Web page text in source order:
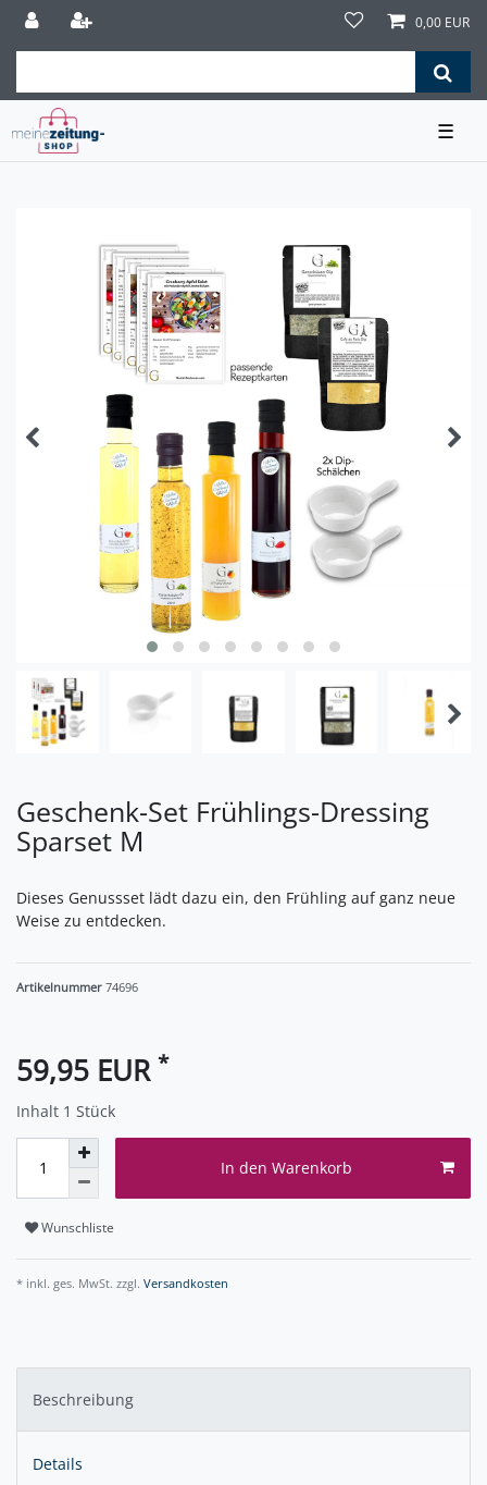
0,00 EUR
☰
Geschenk-Set Frühlings-Dressing
Sparset M
Dieses Genussset lädt dazu ein, den Frühling auf ganz neue
Weise zu entdecken.
Artikelnummer 74696
59,95 EUR *
Inhalt 1 Stück
In den Warenkorb
Wunschliste
* inkl. ges. MwSt. zzgl. Versandkosten
Beschreibung
Details